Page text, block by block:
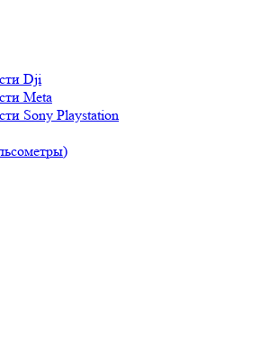
Dji
Meta
Sony Playstation